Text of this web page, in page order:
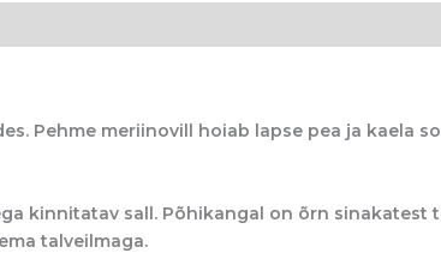
Pehme meriinovill hoiab lapse pea ja kaela
kinnitatav sall. Põhikangal on õrn sinakatest
talveilmaga.